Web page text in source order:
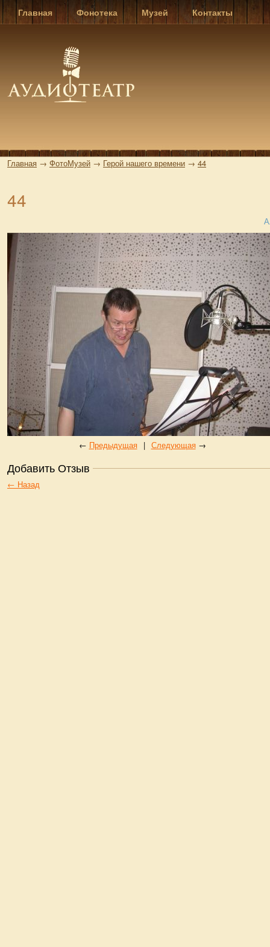
Главная Фонотека Музей Контакты
Главная → ФотоМузей → Герой нашего времени → 44
44
← Предыдущая | Следующая→
Добавить Отзыв
← Назад